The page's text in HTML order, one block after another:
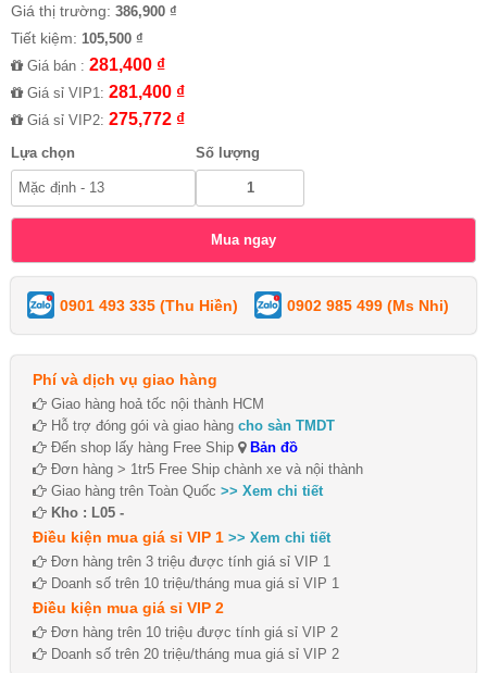
Giá thị trường: 386,900 ₫
Tiết kiệm: 105,500 ₫
Giá bán : 281,400 ₫
Giá sỉ VIP1: 281,400 ₫
Giá sỉ VIP2: 275,772 ₫
Lựa chọn Số lượng
0901 493 335 (Thu Hiền) 0902 985 499 (Ms Nhi)
Phí và dịch vụ giao hàng
Giao hàng hoả tốc nội thành HCM
Hỗ trợ đóng gói và giao hàng cho sàn TMDT
Đến shop lấy hàng Free Ship
Bản đồ
Đơn hàng > 1tr5 Free Ship chành xe và nội thành
Giao hàng trên Toàn Quốc >> Xem chi tiết
Kho : L05 -
Điều kiện mua giá sỉ VIP 1 >> Xem chi tiết
Đơn hàng trên 3 triệu được tính giá sỉ VIP 1
Doanh số trên 10 triệu/tháng mua giá sỉ VIP 1
Điều kiện mua giá sỉ VIP 2
Đơn hàng trên 10 triệu được tính giá sỉ VIP 2
Doanh số trên 20 triệu/tháng mua giá sỉ VIP 2